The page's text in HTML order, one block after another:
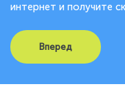
интернет и получите
Вперед